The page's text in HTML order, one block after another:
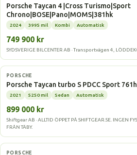
Porsche Taycan 4 |Cross Turismo|Sport
Chrono|BOSE|Pano|MOMS|381hk
2024 3995 mil Kombi Automatisk
749 900 kr
SYDSVERIGE BILCENTER AB · Transportvägen 4,
Elbil
PORSCHE
Porsche Taycan turbo S PDCC Sport
2021 5250 mil Sedan Automatisk
899 000 kr
Shiftgear AB · ALLTID ÖPPET PÅ SHIFTGEAR.SE. INGEN
FRÅN TÄBY.
Elbil
PORSCHE